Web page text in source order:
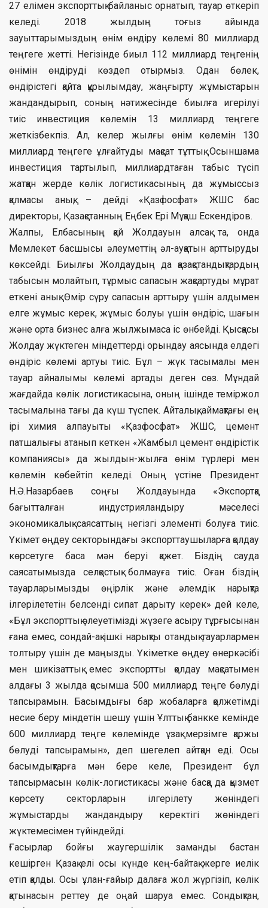
27 елімен экспорттық байланыс орнатып, тауар өткеріп
келеді. 2018 жылдың тоғыз айында
зауыттарымыздың өнім өндіру көлемі 80 миллиард
теңгеге жетті. Негізінде биыл 112 миллиард теңгенің
өнімін өндіруді көздеп отырмыз. Одан бөлек,
өндірістегі қайта құрылымдау, жаңғырту жұмыстарын
жандандырып, соның нәтижесінде биылға игерілуі
тиіс инвестиция көлемін 13 миллиард теңгеге
жеткізбекпіз. Ал, келер жылғы өнім көлемін 130
миллиард теңгеге ұлғайтуды мақсат тұттық. Осыншама
инвестиция тартылып, миллиардтаған табыс түсіп
жатқан жерде көлік логистикасының да жұмыссыз
қалмасы анық, – дейді «Қазфосфат» ЖШС бас
директоры, Қазақстанның Еңбек Ері Мұқаш Ескендіров.
Жалпы, Елбасының қай Жолдауын алсақ та, онда
Мемлекет басшысы әлеуметтің әл-ауқатын арттыруды
көксейді. Биылғы Жолдаудың да қазақстандықтардың
табысын молайтып, тұрмыс сапасын жақсартуды мұрат
еткені анық. Өмір сүру сапасын арттыру үшін алдымен
елге жұмыс керек, жұмыс болуы үшін өндіріс, шағын
және орта бизнес алға жылжымаса іс өнбейді. Қысқасы
Жолдау жүктеген міндеттерді орындау аясында елдегі
өндіріс көлемі артуы тиіс. Бұл – жүк тасымалы мен
тауар айналымы көлемі артады деген сөз. Мұндай
жағдайда көлік логистикасына, оның ішінде теміржол
тасымалына тағы да күш түспек. Айталық, аймақтағы ең
ірі химия алпауыты «Қазфосфат» ЖШС, цемент
патшалығы атанып кеткен «Жамбыл цемент өндірістік
компаниясы» да жылдын-жылға өнім түрлері мен
көлемін көбейтіп келеді. Оның үстіне Президент
Н.Ә.Назарбаев соңғы Жолдауында «Экспортқа
бағытталған индустрияландыру мәселесі
экономикалық саясаттың негізгі элементі болуға тиіс.
Үкімет өңдеу секторындағы экспорттаушыларға қолдау
көрсетуге баса мән беруі қажет. Біздің сауда
саясатымызда селқостық болмауға тиіс. Оған біздің
тауарларымызды өңірлік және әлемдік нарықта
ілгерілететін белсенді сипат дарыту керек» дей келе,
«Бұл экспорттық әлеуетімізді жүзеге асыру тұрғысынан
ғана емес, сондай-ақ ішкі нарықты отандық тауарлармен
толтыру үшін де маңызды. Үкіметке өңдеу өнеркәсібі
мен шикізаттық емес экспортты қолдау мақсатымен
алдағы 3 жылда қосымша 500 миллиард теңге бөлуді
тапсырамын. Басымдығы бар жобаларға қолжетімді
несие беру міндетін шешу үшін Ұлттық банкке кемінде
600 миллиард теңге көлемінде ұзақ мерзімге қаржы
бөлуді тапсырамын», деп шегелеп айтқан еді. Осы
басымдықтарға мән бере келе, Президент бұл
тапсырмасын көлік-логистикасы және басқа да қызмет
көрсету секторларын ілгерілету жөніндегі
жұмыстарды жандандыру керектігі жөніндегі
жүктемесімен түйіндейді.
Ғасырлар бойғы жаугершілік заманды бастан
кешірген Қазақ елі осы күнде кең-байтақ жерге иелік
етіп қалды. Осы ұлан-ғайыр далаға жол жүргізіп, көлік
қатынасын реттеу де оңай шаруа емес. Сондықтан,